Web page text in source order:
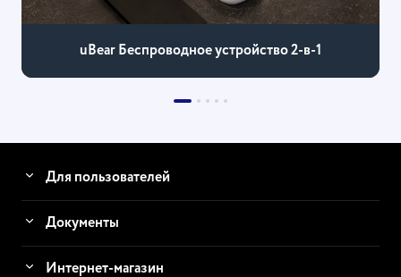
uBear Беспроводное устройство 2-в-1
Для пользователей
Документы
Интернет-магазин